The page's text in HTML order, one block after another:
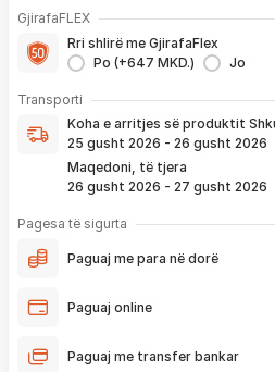
GjirafaFLEX
Rri shlirë me GjirafaFlex
Po (+647 MKD.)
Jo
-Prioritet
1 viti nga blerja
- Kontakt brenda24 hpër
pagesë
Transporti
Koha e arritjes së produktit
25 gusht 2026 - 26 gusht 2026
Maqedoni, të tjera
26 gusht 2026 - 27 gusht 2026
Koha e arritjes së produktit
bëhet verifikimi i porosisë
që ju e pranoni përmes email-it
Nëse porosia bëhet tani,
vendosur më lartë. Ju do të
përmes emailit rreth
përfshirë momentin kur
më lartë. Ju lusim të keni parasysh që
liferimi të shtyhet për rreth 2 ditë.
Pagesa të sigurta
Paguaj me para në dorë
Paguaj online
Paguaj me transfer bankar